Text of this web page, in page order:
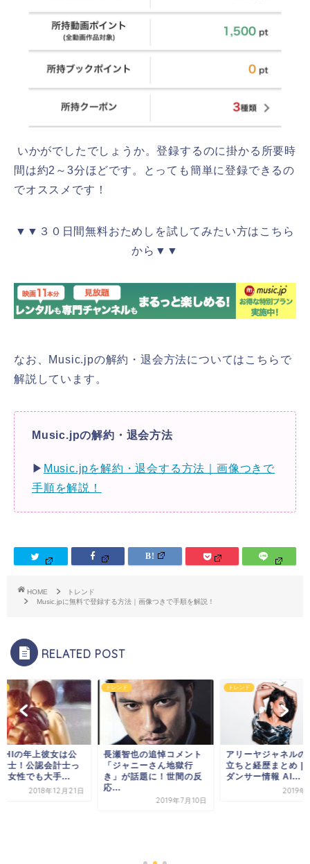
いかがでしたでしょうか。登録するのに掛かる所要時
間は約2～3分ほどです。とっても簡単に登録できるの
でオススメです！
▼▼３０日間無料おためしを試してみたい方はこちら
から▼▼
なお、Music.jpの解約・退会方法についてはこちらで
解説しています。
Music.jpの解約・退会方法
▶ Music.jpを解約・退会する方法｜画像つきで
手順を解説！
HOME
トレンド
Music.jpに無料で登録する方法｜画像つきで手順を解説！
RELATED POST
女は公
計士っ
手...
年12月21日
トレンド
長瀬智也の追悼コメント
「ジャニーさん地獄行
き」が話題に！世間の反
応...
2019年7月10日
トレンド
アリーヤジャネルの生い
立ちと経歴まとめ | 海外
ダンサー情報 Al...
2019年1月7日